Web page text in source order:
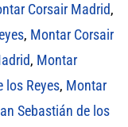
Corsair Madrid,
, Montar Corsair
, Montar
los Reyes, Montar
Sebastián de los